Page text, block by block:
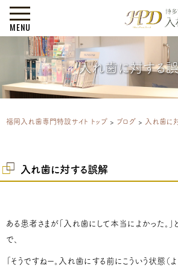
MENU
入れ歯に対する
福岡入れ歯専門特設サイト トップ > ブログ > 入れ歯に
入れ歯に対する誤解
ある患者さまが「入れ歯にして本当によかった。」
で、
「そうですねー。入れ歯にする前にこういう状態（